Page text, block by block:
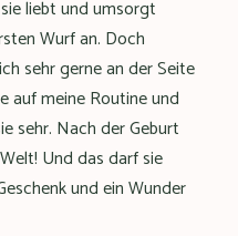
liebt und umsorgt
Wurf an. Doch
sehr gerne an der Seite
auf meine Routine und
sehr. Nach der Geburt
Und das darf sie
und ein Wunder